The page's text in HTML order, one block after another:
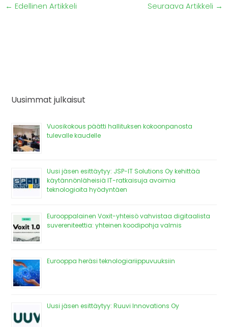
← Edellinen Artikkeli Seuraava Artikkeli →
Uusimmat julkaisut
Vuosikokous päätti hallituksen kokoonpanosta
tulevalle kaudelle
Uusi jäsen esittäytyy: JSP-IT Solutions Oy kehittää
käytännönläheisiä IT-ratkaisuja avoimia
teknologioita hyödyntäen
Eurooppalainen Voxit-yhteisö vahvistaa digitaalista
suvereniteettia: yhteinen koodipohja valmis
Eurooppa heräsi teknologiariippuvuuksiin
Uusi jäsen esittäytyy: Ruuvi Innovations Oy